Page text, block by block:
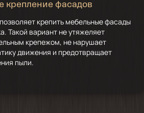
крепление фасадов
крепить мебельные фасады
Такой вариант не утяжеляет
крепежом, не нарушает
движения и предотвращает
пыли.